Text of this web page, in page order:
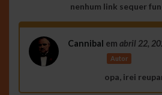
nenhum link sequer
Cannibal em abril 22,
Autor
opa, irei